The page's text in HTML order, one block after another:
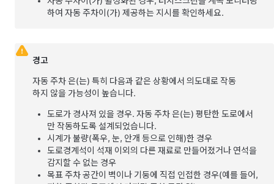
하여자동 주차이(가) 제공하는 지시를 확인하세요.
경고
자동 주차은(는) 특히 다음과 같은 상황에서 의도대로 작동
하지 않을 가능성이 높습니다.
도로가 경사져 있을 경우.자동 주차은(는) 평탄한 도로에서
만 작동하도록 설계되었습니다.
시계가 불량(폭우, 눈, 안개 등으로 인해)한 경우
도로경계석이 석재 이외의 다른 재료로 만들어졌거나 연석을
감지할 수 없는 경우
목표 주차 공간이 벽이나 기둥에 직접 인접한 경우(예를 들어,